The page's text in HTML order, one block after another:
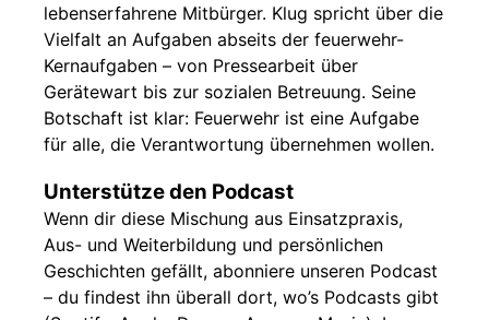
lebenserfahrene Mitbürger. Klug spricht über die
Vielfalt an Aufgaben abseits der feuerwehr-
Kernaufgaben – von Pressearbeit über
Gerätewart bis zur sozialen Betreuung. Seine
Botschaft ist klar: Feuerwehr ist eine Aufgabe
für alle, die Verantwortung übernehmen wollen.
Unterstütze den Podcast
Wenn dir diese Mischung aus Einsatzpraxis,
Aus- und Weiterbildung und persönlichen
Geschichten gefällt, abonniere unseren Podcast
– du findest ihn überall dort, wo’s Podcasts gibt